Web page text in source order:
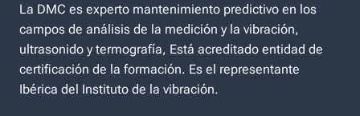
La DMC es experto mantenimiento predictivo en los
campos de análisis de la medición y la vibración,
ultrasonido y termografía, Está acreditado entidad de
certificación de la formación. Es el representante
Ibérica del Instituto de la vibración.